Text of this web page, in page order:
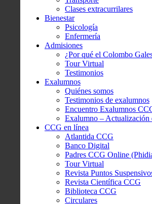
Clases extracurrilares
Bienestar
Psicología
Enfermería
Admisiones
¿Por qué el Colombo
Tour Virtual
Testimonios
Exalumnos
Quiénes somos
Testimonios de exalumnos
Encuentro Exalumnos
Exalumno – Actualización
CCG en línea
Atlantida CCG
Banco Digital
Padres CCG Online
Tour Virtual
Revista Puntos
Revista Científica CCG
Biblioteca CCG
Circulares